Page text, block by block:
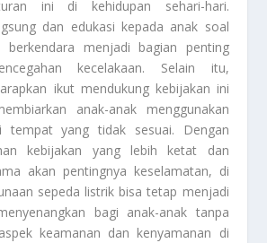
ini di kehidupan sehari-hari.
dan edukasi kepada anak soal
berkendara menjadi bagian penting
kecelakaan. Selain itu,
ikut mendukung kebijakan ini
anak-anak menggunakan
tempat yang tidak sesuai. Dengan
kebijakan yang lebih ketat dan
akan pentingnya keselamatan, di
sepeda listrik bisa tetap menjadi
bagi anak-anak tanpa
keamanan dan kenyamanan di